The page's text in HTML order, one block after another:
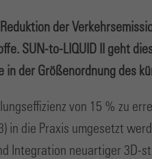
der
SUN-to-LIQUID II geht
der Größenordnung des
von 15 % zu
in die Praxis umgesetzt
Integration neuartiger